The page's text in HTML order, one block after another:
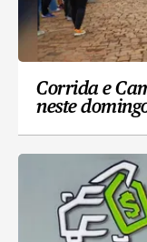
Corrida e
neste